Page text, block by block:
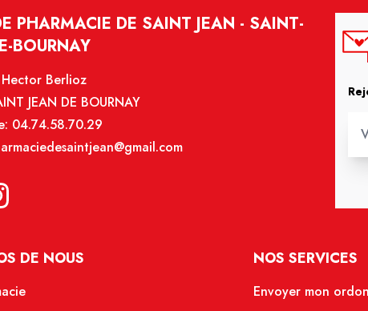
PHARMACIE DE SAINT JEAN - SAINT-
BOURNAY
Berlioz
JEAN DE BOURNAY
04.74.58.70.29
DE NOUS NOS SERVICES
Envoyer mon